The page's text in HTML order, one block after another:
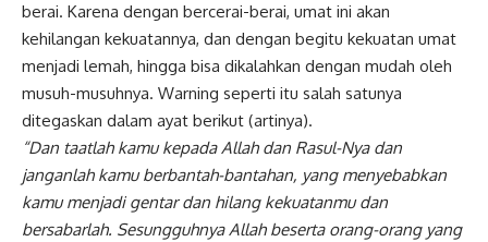
berai. Karena dengan bercerai-berai, umat ini akan
kehilangan kekuatannya, dan dengan begitu kekuatan umat
menjadi lemah, hingga bisa dikalahkan dengan mudah oleh
musuh-musuhnya. Warning seperti itu salah satunya
ditegaskan dalam ayat berikut (artinya).
“Dan taatlah kamu kepada Allah dan Rasul-Nya dan
janganlah kamu berbantah-bantahan, yang menyebabkan
kamu menjadi gentar dan hilang kekuatanmu dan
bersabarlah. Sesungguhnya Allah beserta orang-orang yang